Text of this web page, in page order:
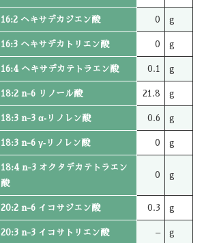
16:2 ヘキサデカジエン酸 0 g
16:3 ヘキサデカトリエン酸 0 g
16:4 ヘキサデカテトラエン酸 0.1 g
18:2 n-6 リノール酸 21.8 g
18:3 n-3 α‐リノレン酸 0.6 g
18:3 n-6 γ‐リノレン酸 0 g
18:4 n-3 オクタデカテトラエン
酸
0 g
20:2 n-6 イコサジエン酸 0.3 g
20:3 n-3 イコサトリエン酸 – g